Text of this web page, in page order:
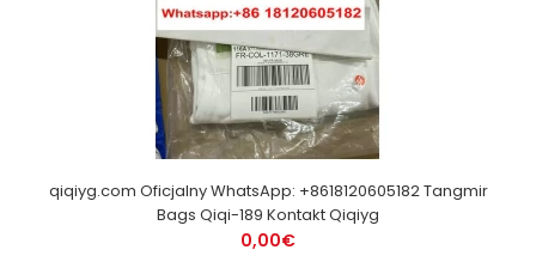
qiqiyg.com Oficjalny WhatsApp: +8618120605182 Tangmir
Bags Qiqi-189 Kontakt Qiqiyg
0,00€